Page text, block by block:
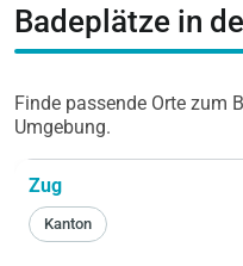
Badeplätze in
Finde passende Orte zum
Umgebung.
Zug
Kanton